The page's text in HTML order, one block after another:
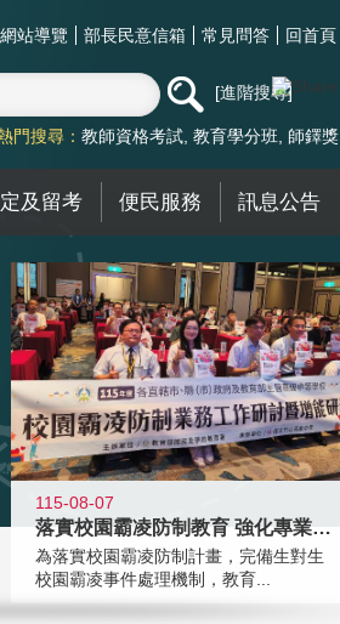
網站導覽 部長民意信箱 常見問答 回首頁
進階搜尋
門搜尋： 教師資格考試 教育學分班 師鐸獎
及留考 便民服務 訊息公告
115-08-07
落實校園霸凌防制教育 強化專業知能
為落實校園霸凌防制計畫，完備生對生
校園霸凌事件處理機制，教育...